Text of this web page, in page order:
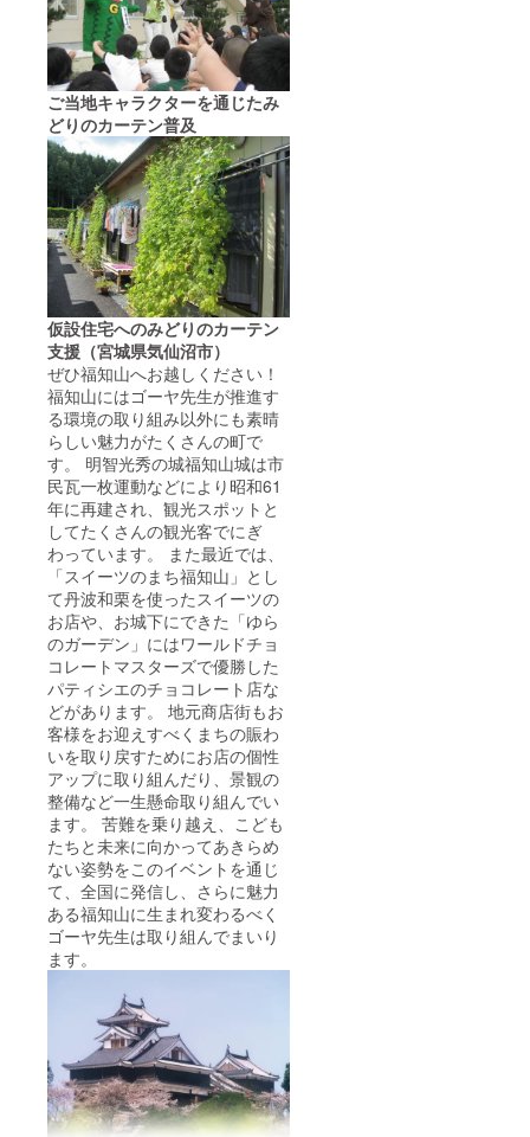
ご当地キャラクターを通じたみ
どりのカーテン普及
仮設住宅へのみどりのカーテン
支援（宮城県気仙沼市）
ぜひ福知山へお越しください！
福知山にはゴーヤ先生が推進す
る環境の取り組み以外にも素晴
らしい魅力がたくさんの町で
す。 明智光秀の城福知山城は市
民瓦一枚運動などにより昭和61
年に再建され、観光スポットと
してたくさんの観光客でにぎ
わっています。 また最近では、
「スイーツのまち福知山」とし
て丹波和栗を使ったスイーツの
お店や、お城下にできた「ゆら
のガーデン」にはワールドチョ
コレートマスターズで優勝した
パティシエのチョコレート店な
どがあります。 地元商店街もお
客様をお迎えすべくまちの賑わ
いを取り戻すためにお店の個性
アップに取り組んだり、景観の
整備など一生懸命取り組んでい
ます。 苦難を乗り越え、こども
たちと未来に向かってあきらめ
ない姿勢をこのイベントを通じ
て、全国に発信し、さらに魅力
ある福知山に生まれ変わるべく
ゴーヤ先生は取り組んでまいり
ます。